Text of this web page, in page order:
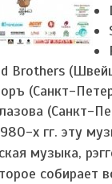
Brothers
(Санкт-
(Санкт-
х гг. эту
музыка,
собирает